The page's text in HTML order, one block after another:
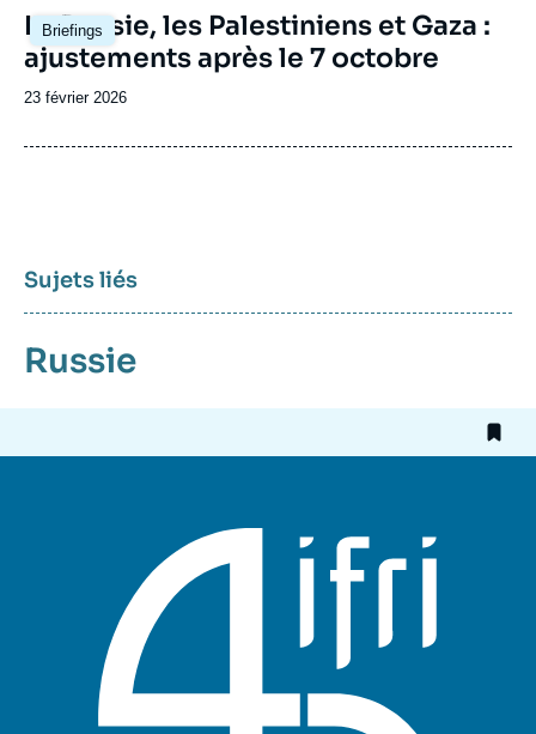
Briefings
Image
principale
La Russie, les Palestiniens et Gaza :
ajustements après le 7 octobre
Date
publication
23 février 2026
Sujets liés
Russie